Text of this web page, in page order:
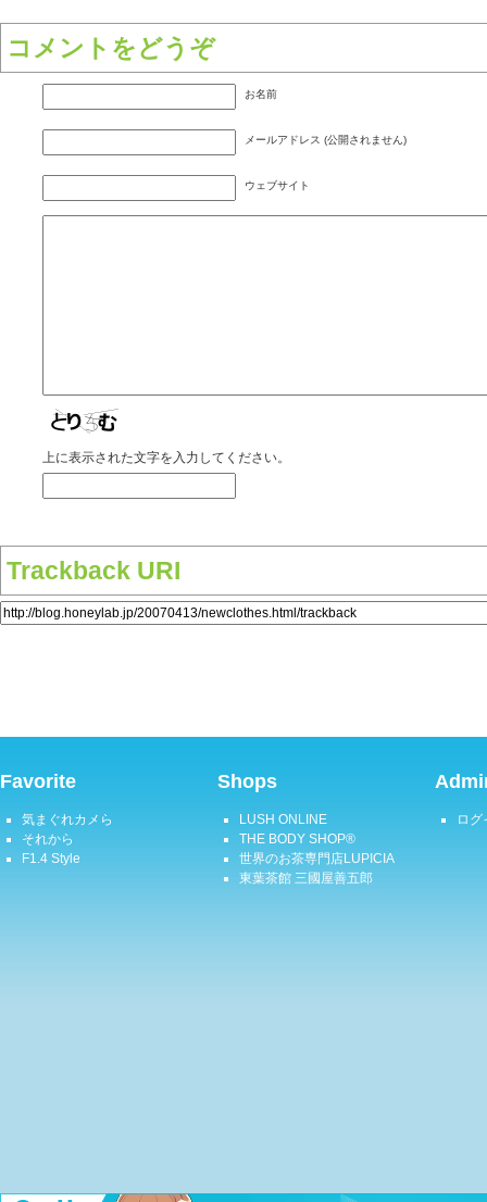
コメントをどうぞ
お名前
メールアドレス (公開されません)
ウェブサイト
上に表示された文字を入力してください。
Trackback URI
Favorite
気まぐれカメら
それから
F1.4 Style
Shops
LUSH ONLINE
THE BODY SHOP®
世界のお茶専門店LUPICIA
東葉茶館 三國屋善五郎
ログ